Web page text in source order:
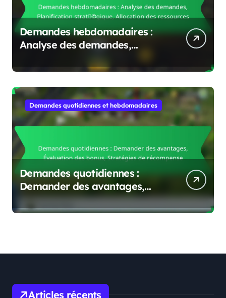
Demandes hebdomadaires :
Analyse des demandes,
Allocation des ressources
Demandes quotidiennes et hebdomadaires
Demandes quotidiennes :
Demander des avantages,
Évaluation des bonus,
Stratégies de récompense
Articles récents